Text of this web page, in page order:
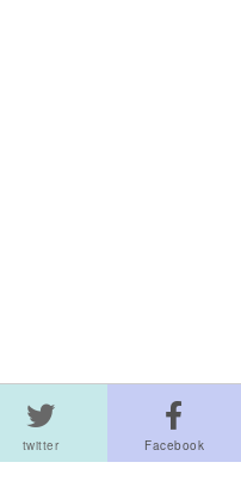
twitter Facebook